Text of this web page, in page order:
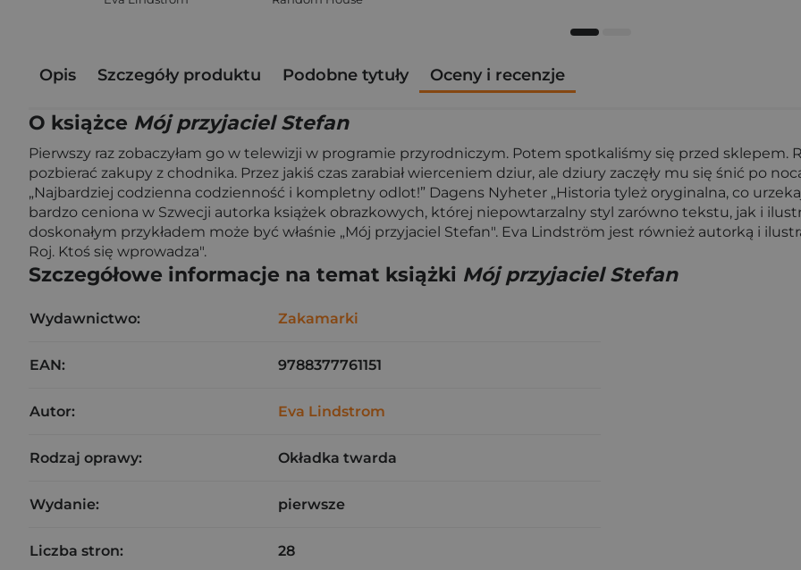
Opis Szczegóły produktu Podobne tytuły Oceny i recenzje
O książce Mój przyjaciel Stefan
Pierwszy raz zobaczyłam go w telewizji w programie przyrodniczym. Potem spotkaliśmy się przed sklepem.
pozbierać zakupy z chodnika. Przez jakiś czas zarabiał wierceniem dziur, ale dziury zaczęły mu się śnić po
„Najbardziej codzienna codzienność i kompletny odlot!” Dagens Nyheter „Historia tyleż oryginalna, co
bardzo ceniona w Szwecji autorka książek obrazkowych, której niepowtarzalny styl zarówno tekstu, jak i
doskonałym przykładem może być właśnie „Mój przyjaciel Stefan". Eva Lindström jest również autorką i
Roj. Ktoś się wprowadza".
Szczegółowe informacje na temat książki Mój przyjaciel Stefan
Wydawnictwo: Zakamarki
EAN: 9788377761151
Autor: Eva Lindstrom
Rodzaj oprawy: Okładka twarda
Wydanie: pierwsze
Liczba stron: 28